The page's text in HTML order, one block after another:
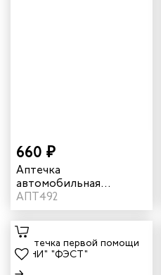
660 ₽
Аптечка
автомобильная
"ФЭСТ"
АПТ492